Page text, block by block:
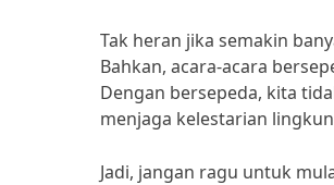
Tak heran jika semakin
Bahkan, acara-acara
Dengan bersepeda, kita
menjaga kelestarian
Jadi, jangan ragu untuk